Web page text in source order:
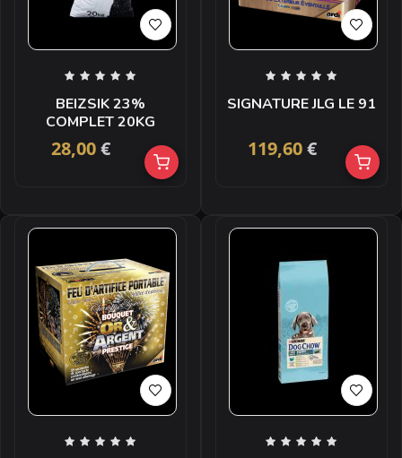
BEIZSIK 23%
COMPLET 20KG
28,00€
SIGNATURE JLG LE 91
119,60€